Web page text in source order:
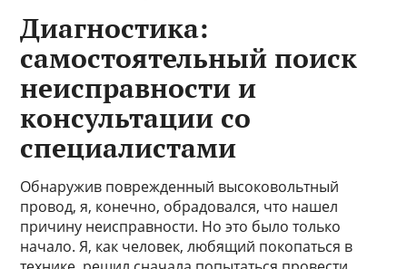
Диагностика:
самостоятельный поиск
неисправности и
консультации со
специалистами
Обнаружив поврежденный высоковольтный
провод, я, конечно, обрадовался, что нашел
причину неисправности. Но это было только
начало. Я, как человек, любящий покопаться в